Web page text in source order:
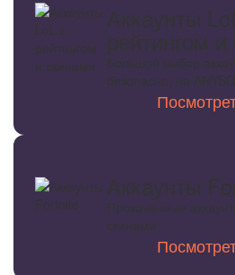
Аккаунты
рейтингом
Большой выбор
безопасно, на
Аккаунты
Прокаченные
скинами